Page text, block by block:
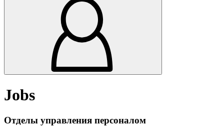
Jobs
Отделы управления персоналом